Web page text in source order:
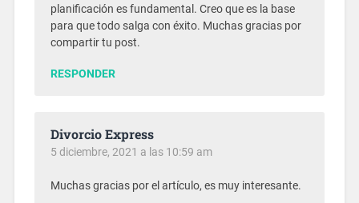
planificación es fundamental. Creo que es la base
para que todo salga con éxito. Muchas gracias por
compartir tu post.
RESPONDER
Divorcio Express
5 diciembre, 2021 a las 10:59 am
Muchas gracias por el artículo, es muy interesante.